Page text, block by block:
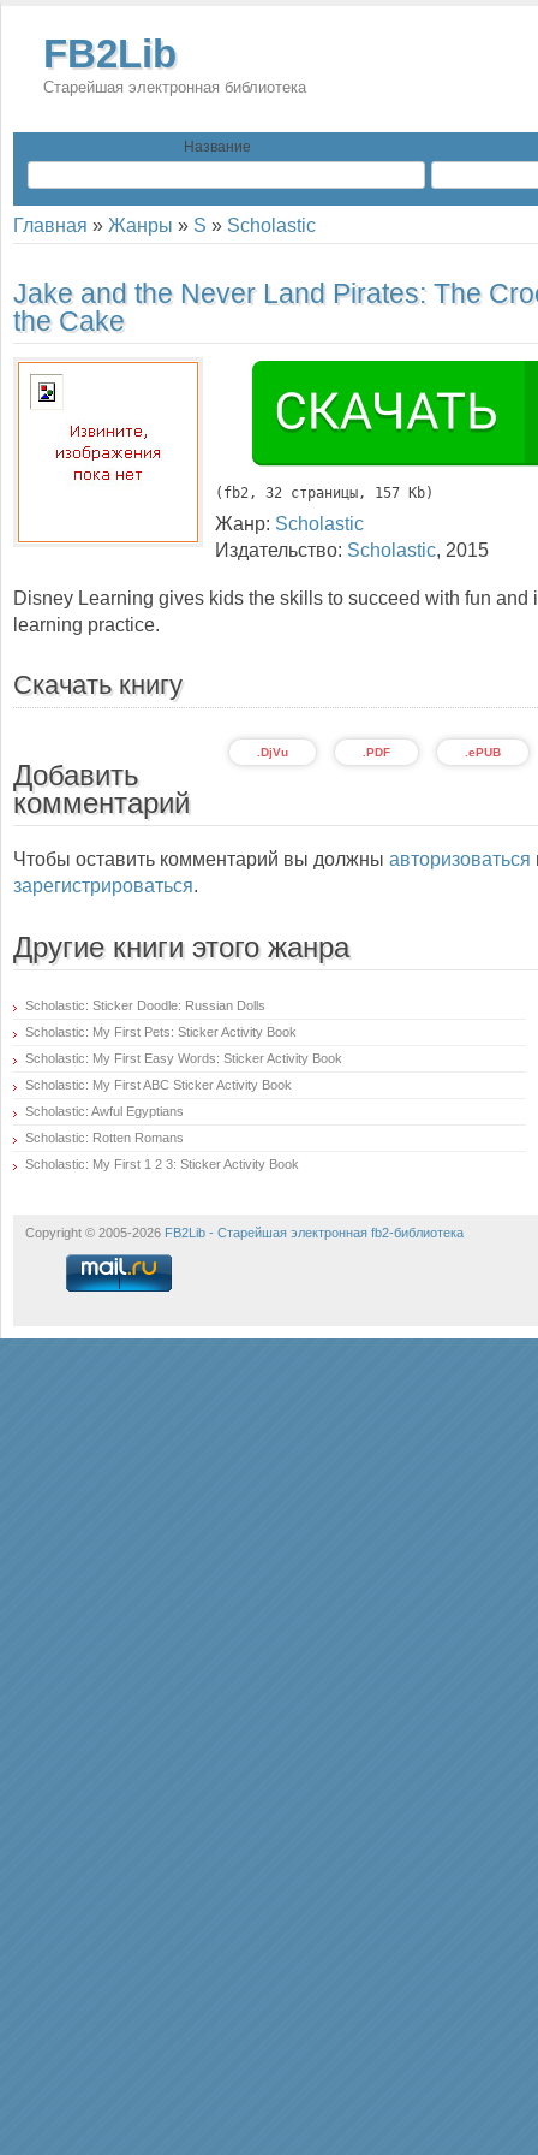
FB2Lib
Старейшая электронная библиотека
Название
Главная » Жанры » S » Scholastic
Jake and the Never Land Pirates: The
the Cake
( fb2, 32 страницы, 157 Kb)
Жанр: Scholastic
Издательство: Scholastic, 2015
Disney Learning gives kids the skills to succeed with fun and
learning practice.
Скачать книгу
.ePUB
.PDF
.DjVu
Добавить
комментарий
Чтобы оставить комментарий вы должны авторизоваться
зарегистрироваться.
Другие книги этого жанра
Scholastic: Sticker Doodle: Russian Dolls
Scholastic: My First Pets: Sticker Activity Book
Scholastic: My First Easy Words: Sticker Activity Book
Scholastic: My First ABC Sticker Activity Book
Scholastic: Awful Egyptians
Scholastic: Rotten Romans
Scholastic: My First 1 2 3: Sticker Activity Book
Copyright © 2005-2026 FB2Lib - Старейшая электронная fb2-библиотека